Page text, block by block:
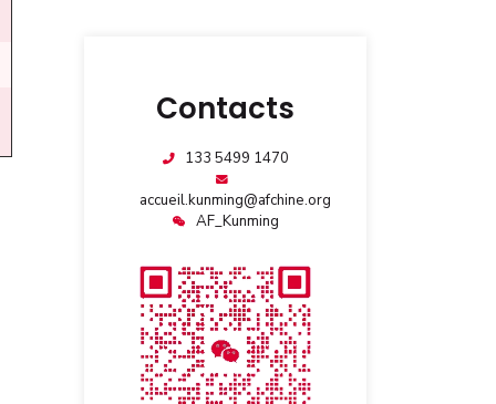
Contacts
133 5499 1470
accueil.kunming@afchine.org
AF_Kunming